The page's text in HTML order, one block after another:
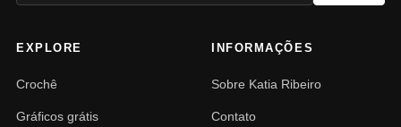
EXPLORE
Crochê
Gráficos grátis
INFORMAÇÕES
Sobre Katia Ribeiro
Contato